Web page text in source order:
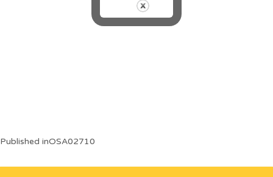
Post
navigation
Published inOSA02710